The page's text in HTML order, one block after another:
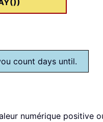
count days until.
numérique positive